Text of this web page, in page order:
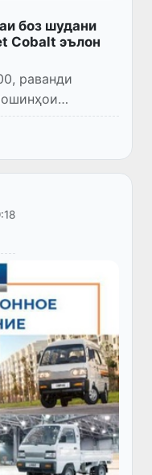
боз шудани
Cobalt эълон
раванди
GX-STYLE
оғоз мегардад.